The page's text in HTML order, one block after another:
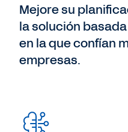
Mejore su
la solución
en la que confían
empresas.